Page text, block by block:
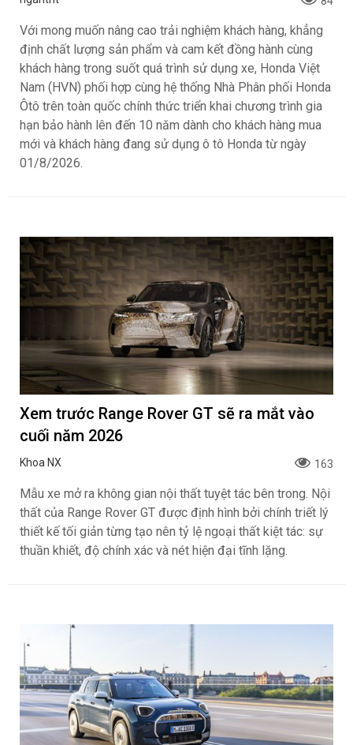
Với mong muốn nâng cao trải nghiệm khách hàng, khẳng
định chất lượng sản phẩm và cam kết đồng hành cùng
khách hàng trong suốt quá trình sử dụng xe, Honda Việt
Nam (HVN) phối hợp cùng hệ thống Nhà Phân phối Honda
Ôtô trên toàn quốc chính thức triển khai chương trình gia
hạn bảo hành lên đến 10 năm dành cho khách hàng mua
mới và khách hàng đang sử dụng ô tô Honda từ ngày
01/8/2026.
Xem trước Range Rover GT sẽ ra mắt vào
cuối năm 2026
Khoa NX 163
Mẫu xe mở ra không gian nội thất tuyệt tác bên trong. Nội
thất của Range Rover GT được định hình bởi chính triết lý
thiết kế tối giản từng tạo nên tỷ lệ ngoại thất kiệt tác: sự
thuần khiết, độ chính xác và nét hiện đại tĩnh lặng.